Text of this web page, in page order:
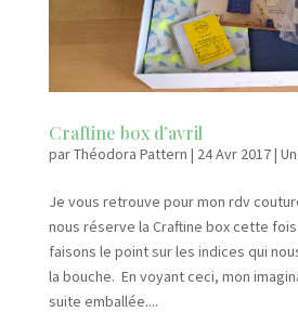
Craftine box d’avril
parThéodora Pattern | 24 Avr 2017|
Je vous retrouve pour mon rdv
nous réserve la Craftine box cette fois
faisons le point sur les indices qui
la bouche. En voyant ceci, mon
suite emballée....